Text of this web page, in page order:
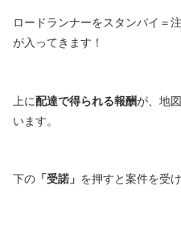
ロードランナーをスタンバイ＝
が入ってきます！
上に配達で得られる報酬が、地
います。
下の 「受諾」 を押すと案件を受